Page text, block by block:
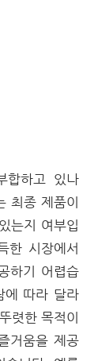
합하고 있나
최종 제품이
는지 여부입
한 시장에서
하기 어렵습
에 따라 달라
렷한 목적이
거움을 제공